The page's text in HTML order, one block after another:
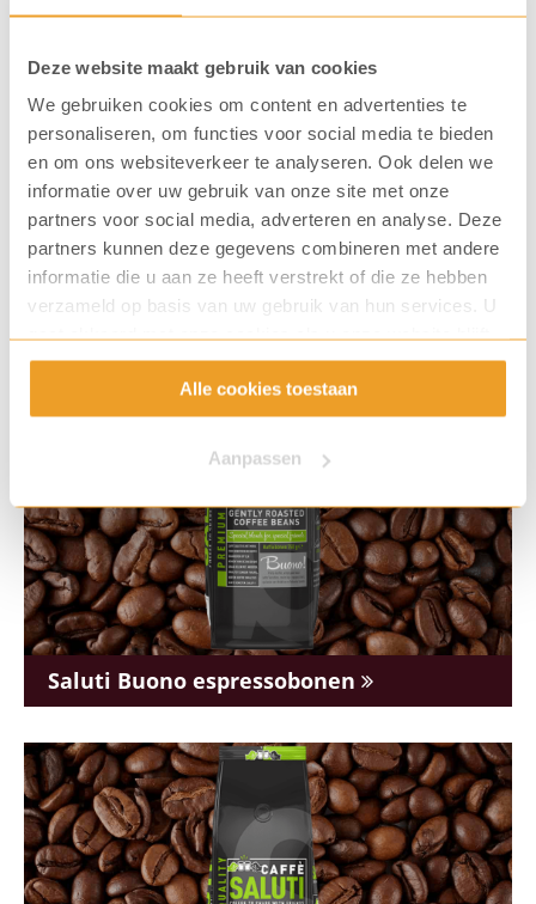
Deze website maakt gebruik van cookies
We gebruiken cookies om content en advertenties te
personaliseren, om functies voor social media te bieden
en om ons websiteverkeer te analyseren. Ook delen we
informatie over uw gebruik van onze site met onze
partners voor social media, adverteren en analyse. Deze
partners kunnen deze gegevens combineren met andere
informatie die u aan ze heeft verstrekt of die ze hebben
verzameld op basis van uw gebruik van hun services. U
gaat akkoord met onze cookies als u onze website blijft
gebruiken.
Alle cookies toestaan
Aanpassen
CF Forza espressobonen
Saluti Buono espressobonen